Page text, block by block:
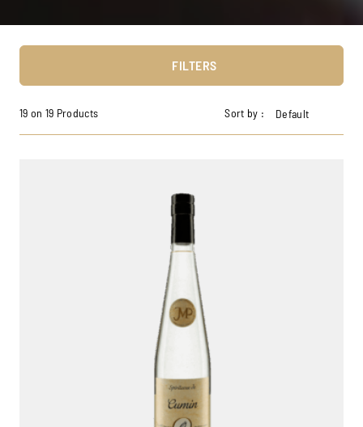
FILTERS
19 on 19 Products Sort by : Default